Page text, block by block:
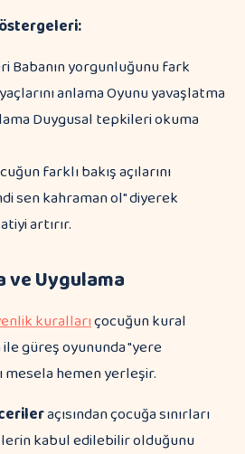
Babanın yorgunluğunu fark
anlama Oyunu yavaşlatma
Duygusal tepkileri okuma
farklı bakış açılarını
sen kahraman ol" diyerek
artırır.
ve Uygulama
kurallarıçocuğun kural
güreş oyununda "yere
mesela hemen yerleşir.
açısından çocuğa sınırları
kabul edilebilir olduğunu